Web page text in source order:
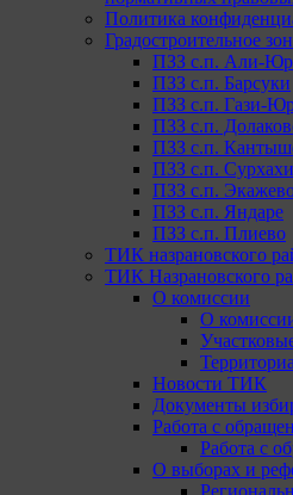
Политика
Градостроительное
ПЗЗ с.п. Али-
ПЗЗ с.п. Барсуки
ПЗЗ с.п. Гази-
ПЗЗ с.п.
ПЗЗ с.п.
ПЗЗ с.п. Сурхахи
ПЗЗ с.п.
ПЗЗ с.п. Яндаре
ПЗЗ с.п. Плиево
ТИК назрановского
ТИК Назрановского
О комиссии
О
Новости ТИК
Документы
Работа с
Работа с
О выборах и